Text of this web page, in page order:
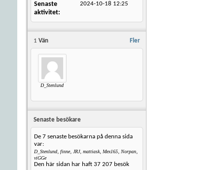
Senaste
aktivitet
2024-10-18 12:25
Fler
1 Vän
D_Stenlund
Senaste besökare
De 7 senaste besökarna på denna sida
var:
D_Stenlund, finne, JRJ, mattiask, Mex165, Norpan,
viGGe
Den här sidan har haft 37 207 besök